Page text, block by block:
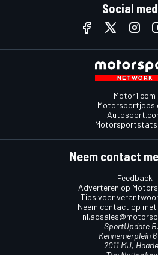
Social
Motor1.com
Neem contact
Feedback
Adverteren op
Tips voor
Neem contact op
SportUpdate
Kennemerplein 6
2011 MJ,